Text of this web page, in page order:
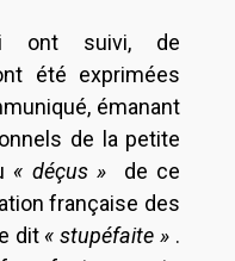
ont suivi, de
été exprimées
émanant
de la petite
« déçus »
de ce
française des
dit« stupéfaite » .